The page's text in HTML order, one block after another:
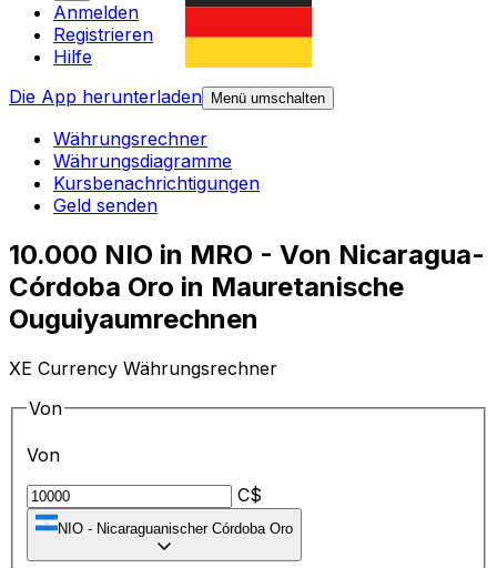
Anmelden
Registrieren
Hilfe
Die App herunterladen
Menü umschalten
Währungsrechner
Währungsdiagramme
Kursbenachrichtigungen
Geld senden
10.000 NIO in MRO - Von Nicaragua-
Córdoba Oro in Mauretanische
Ouguiyaumrechnen
XE Currency Währungsrechner
Von
Von
C$
NIO - Nicaraguanischer Córdoba Oro